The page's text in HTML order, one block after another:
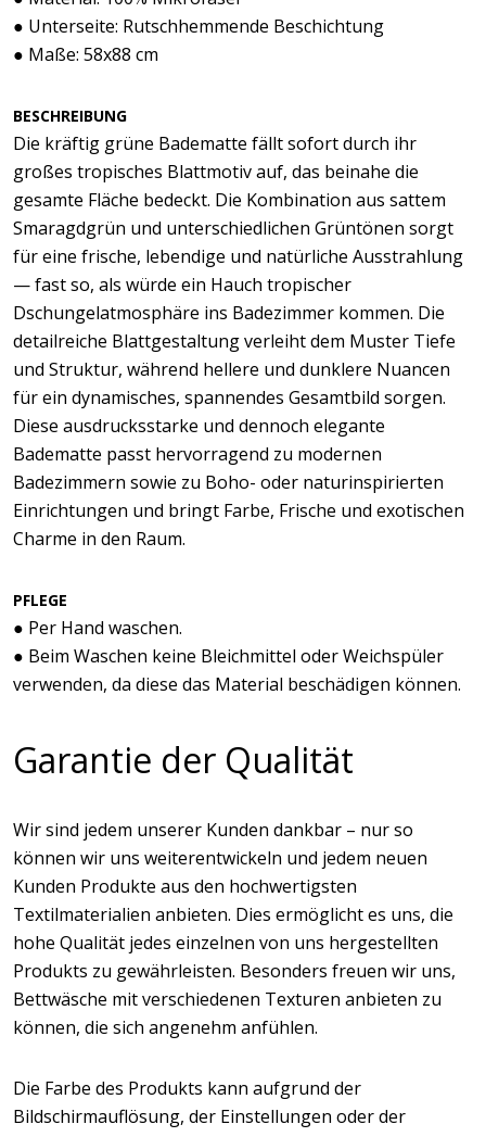
● Unterseite: Rutschhemmende Beschichtung
● Maße: 58x88 cm
BESCHREIBUNG
Die kräftig grüne Badematte fällt sofort durch ihr
großes tropisches Blattmotiv auf, das beinahe die
gesamte Fläche bedeckt. Die Kombination aus sattem
Smaragdgrün und unterschiedlichen Grüntönen sorgt
für eine frische, lebendige und natürliche Ausstrahlung
— fast so, als würde ein Hauch tropischer
Dschungelatmosphäre ins Badezimmer kommen. Die
detailreiche Blattgestaltung verleiht dem Muster Tiefe
und Struktur, während hellere und dunklere Nuancen
für ein dynamisches, spannendes Gesamtbild sorgen.
Diese ausdrucksstarke und dennoch elegante
Badematte passt hervorragend zu modernen
Badezimmern sowie zu Boho- oder naturinspirierten
Einrichtungen und bringt Farbe, Frische und exotischen
Charme in den Raum.
PFLEGE
● Per Hand waschen.
● Beim Waschen keine Bleichmittel oder Weichspüler
verwenden, da diese das Material beschädigen können.
Garantie der Qualität
Wir sind jedem unserer Kunden dankbar – nur so
können wir uns weiterentwickeln und jedem neuen
Kunden Produkte aus den hochwertigsten
Textilmaterialien anbieten. Dies ermöglicht es uns, die
hohe Qualität jedes einzelnen von uns hergestellten
Produkts zu gewährleisten. Besonders freuen wir uns,
Bettwäsche mit verschiedenen Texturen anbieten zu
können, die sich angenehm anfühlen.
Die Farbe des Produkts kann aufgrund der
Bildschirmauflösung, der Einstellungen oder der